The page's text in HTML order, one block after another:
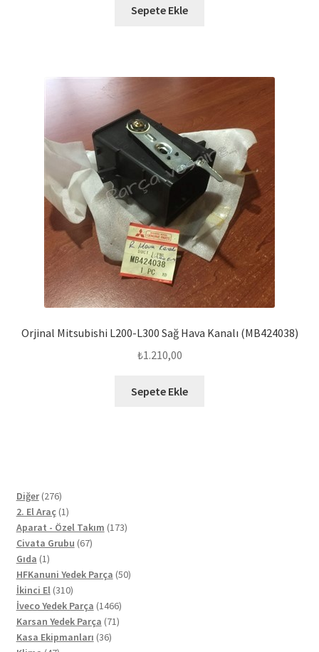
Sepete Ekle
Orjinal Mitsubishi L200-L300 Sağ Hava Kanalı (MB424038)
₺1.210,00
Sepete Ekle
Diğer 276276
ürün
2. El Araç 11
ürün
Aparat - Özel Takım 173173
Civata Grubu 6767
Gıda 11
ürün
HFKanuni Yedek Parça 5050
İkinci El 310310
ürün
İveco Yedek Parça 14661466
ürün
Karsan Yedek Parça 7171
Kasa Ekipmanları 3636